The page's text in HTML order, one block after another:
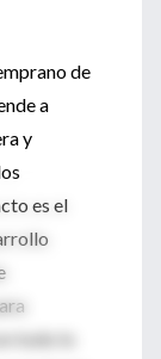
de
a
y
es el
todo lo